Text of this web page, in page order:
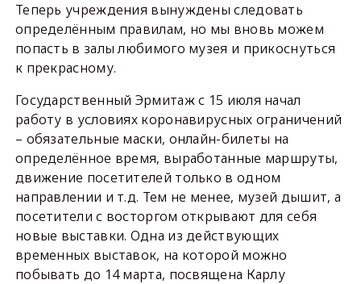
Теперь учреждения вынуждены следовать
определённым правилам, но мы вновь можем
попасть в залы любимого музея и прикоснуться
к прекрасному.
Государственный Эрмитаж с 15 июля начал
работу в условиях коронавирусных ограничений
– обязательные маски, онлайн-билеты на
определённое время, выработанные маршруты,
движение посетителей только в одном
направлении и т.д. Тем не менее, музей дышит, а
посетители с восторгом открывают для себя
новые выставки. Одна из действующих
временных выставок, на которой можно
побывать до 14 марта, посвящена Карлу